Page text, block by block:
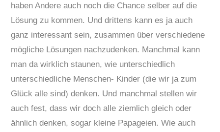
haben Andere auch noch die Chance selber auf die
Lösung zu kommen. Und drittens kann es ja auch
ganz interessant sein, zusammen über verschiedene
mögliche Lösungen nachzudenken. Manchmal kann
man da wirklich staunen, wie unterschiedlich
unterschiedliche Menschen- Kinder (die wir ja zum
Glück alle sind) denken. Und manchmal stellen wir
auch fest, dass wir doch alle ziemlich gleich oder
ähnlich denken, sogar kleine Papageien. Wie auch